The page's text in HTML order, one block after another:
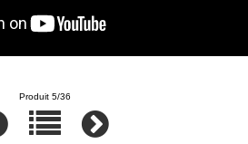
Produit 5/36